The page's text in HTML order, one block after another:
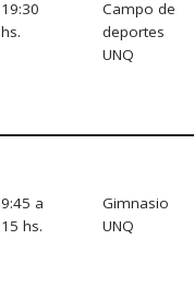
19:30
hs.
Campo de
deportes
UNQ
9:45 a
15 hs.
Gimnasio
UNQ